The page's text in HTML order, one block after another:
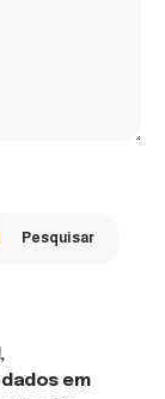
Pesquisar
em